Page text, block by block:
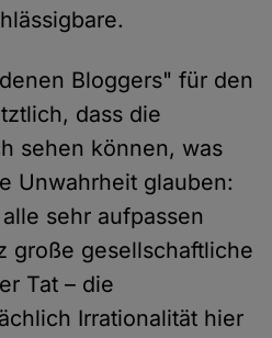
Bloggers" für den
dass die
sehen können, was
Unwahrheit glauben:
sehr aufpassen
große gesellschaftliche
Tat – die
Irrationalität hier